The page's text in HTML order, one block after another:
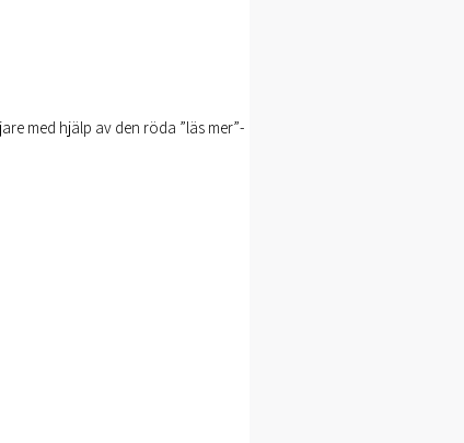
med hjälp av den röda ”läs mer”-